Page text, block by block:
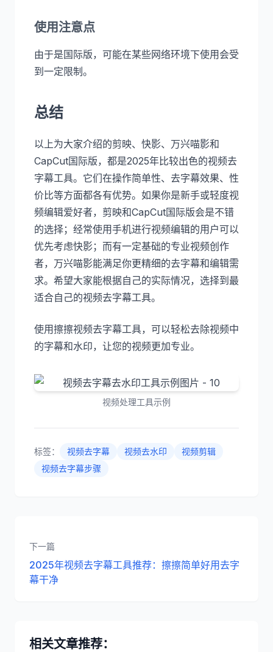
使用注意点
由于是国际版，可能在某些网络环境下使用会受
到一定限制。
总结
以上为大家介绍的剪映、快影、万兴喵影和
CapCut国际版，都是2025年比较出色的视频去
字幕工具。它们在操作简单性、去字幕效果、性
价比等方面都各有优势。如果你是新手或轻度视
频编辑爱好者，剪映和CapCut国际版会是不错
的选择；经常使用手机进行视频编辑的用户可以
优先考虑快影；而有一定基础的专业视频创作
者，万兴喵影能满足你更精细的去字幕和编辑需
求。希望大家能根据自己的实际情况，选择到最
适合自己的视频去字幕工具。
使用擦擦视频去字幕工具，可以轻松去除视频中
的字幕和水印，让您的视频更加专业。
视频处理工具示例
标签： 视频去字幕 视频去水印
视频剪辑
视频去字幕步骤
下一篇
2025年视频去字幕工具推荐：擦擦简单好用去字
幕干净
相关文章推荐：